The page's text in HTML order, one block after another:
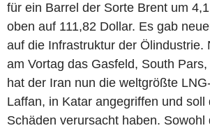
für ein Barrel der Sorte Brent um
oben auf 111,82 Dollar. Es gab
auf die Infrastruktur der Ölindustrie.
am Vortag das Gasfeld, South
hat der Iran nun die weltgrößte
Laffan, in Katar angegriffen und soll
Schäden verursacht haben. Sowohl